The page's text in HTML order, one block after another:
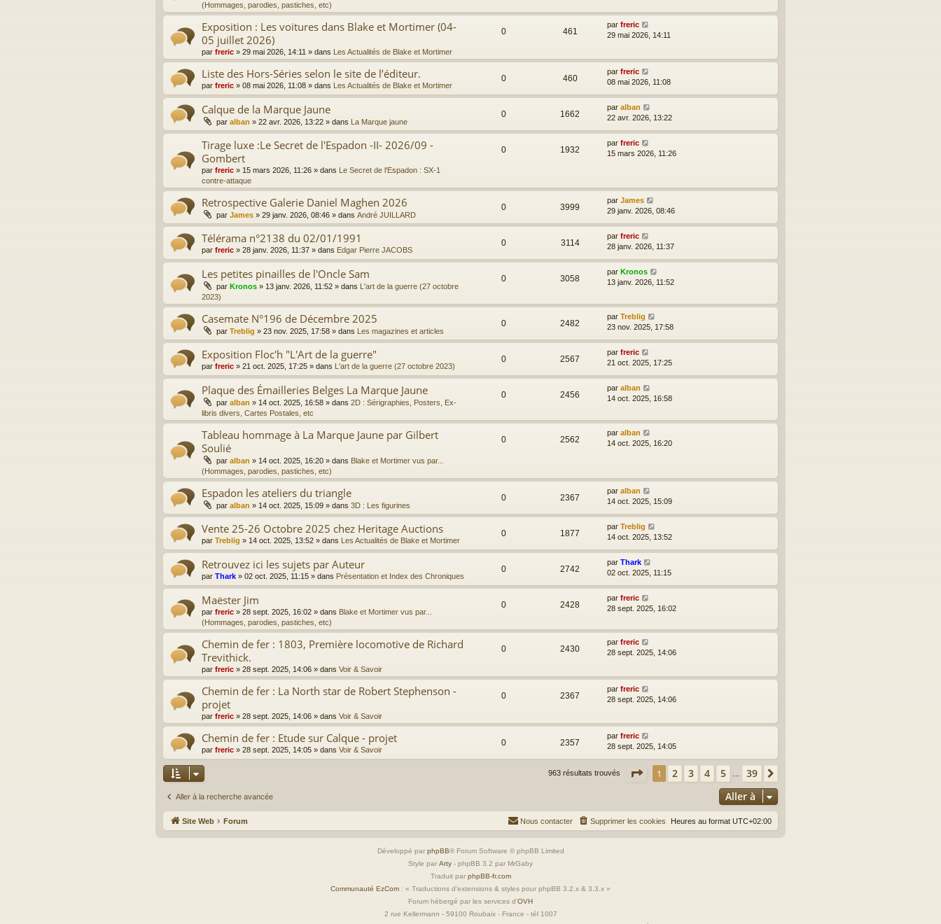
(Hommages, parodies, pastiches, etc)
Exposition : Les voitures dans Blake et Mortimer (04-
05 juillet 2026)
par freric » 29 mai 2026, 14:11 » dans Les Actualités de Blake et Mortimer
0 461
par freric
29 mai 2026, 14:11
Liste des Hors-Séries selon le site de l’éditeur.
par freric » 08 mai 2026, 11:08 » dans Les Actualités de Blake et Mortimer
0 460
par freric
08 mai 2026, 11:08
Calque de la Marque Jaune
par alban » 22 avr. 2026, 13:22 » dans La Marque jaune
0 1662
par alban
22 avr. 2026, 13:22
Tirage luxe :Le Secret de l'Espadon -II- 2026/09 -
Gombert
par freric » 15 mars 2026, 11:26 » dans Le Secret de l'Espadon : SX-1
contre-attaque
0 1932
par freric
15 mars 2026, 11:26
Retrospective Galerie Daniel Maghen 2026
par James » 29 janv. 2026, 08:46 » dans André JUILLARD
0 3999
par James
29 janv. 2026, 08:46
Télérama n°2138 du 02/01/1991
par freric » 28 janv. 2026, 11:37 » dans Edgar Pierre JACOBS
0 3114
par freric
28 janv. 2026, 11:37
Les petites pinailles de l'Oncle Sam
par Kronos » 13 janv. 2026, 11:52 » dans L'art de la guerre (27 octobre
2023)
0 3058
par Kronos
13 janv. 2026, 11:52
Casemate N°196 de Décembre 2025
par Treblig » 23 nov. 2025, 17:58 » dans Les magazines et articles
0 2482
par Treblig
23 nov. 2025, 17:58
Exposition Floc'h "L'Art de la guerre"
par freric » 21 oct. 2025, 17:25 » dans L'art de la guerre (27 octobre 2023)
0 2567
par freric
21 oct. 2025, 17:25
Plaque des Émailleries Belges La Marque Jaune
par alban » 14 oct. 2025, 16:58 » dans 2D : Sérigraphies, Posters, Ex-
libris divers, Cartes Postales, etc
0 2456
par alban
14 oct. 2025, 16:58
Tableau hommage à La Marque Jaune par Gilbert
Soulié
par alban » 14 oct. 2025, 16:20 » dans Blake et Mortimer vus par...
(Hommages, parodies, pastiches, etc)
0 2562
par alban
14 oct. 2025, 16:20
Espadon les ateliers du triangle
par alban » 14 oct. 2025, 15:09 » dans 3D : Les figurines
0 2367
par alban
14 oct. 2025, 15:09
Vente 25-26 Octobre 2025 chez Heritage Auctions
par Treblig » 14 oct. 2025, 13:52 » dans Les Actualités de Blake et Mortimer
0 1877
par Treblig
14 oct. 2025, 13:52
Retrouvez ici les sujets par Auteur
par Thark » 02 oct. 2025, 11:15 » dans Présentation et Index des Chroniques
0 2742
par Thark
02 oct. 2025, 11:15
Maëster Jim
par freric » 28 sept. 2025, 16:02 » dans Blake et Mortimer vus par...
(Hommages, parodies, pastiches, etc)
0 2428
par freric
28 sept. 2025, 16:02
Chemin de fer : 1803, Première locomotive de Richard
Trevithick.
par freric » 28 sept. 2025, 14:06 » dans Voir & Savoir
0 2430
par freric
28 sept. 2025, 14:06
Chemin de fer : La North star de Robert Stephenson -
projet
par freric » 28 sept. 2025, 14:06 » dans Voir & Savoir
0 2367
par freric
28 sept. 2025, 14:06
Chemin de fer : Etude sur Calque - projet
par freric » 28 sept. 2025, 14:05 » dans Voir & Savoir
0 2357
par freric
28 sept. 2025, 14:05
963 résultats trouvés Page 1sur 39
1 2 3 4 5 … 39
Aller à la recherche avancée Aller à
Site Web Forum Heures au format UTC+02:00
Supprimer les cookies
Nous contacter
Développé par phpBB® Forum Software © phpBB Limited
Style par Arty - phpBB 3.2 par MrGaby
Traduit par phpBB-fr.com
Communauté EzCom : « Traductions d'extensions & styles pour phpBB 3.2.x & 3.3.x »
Forum hébergé par les services d’OVH
2 rue Kellermann - 59100 Roubaix - France - tél 1007